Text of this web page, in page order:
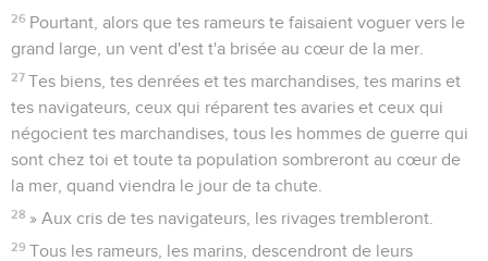
26 Pourtant, alors que tes rameurs te faisaient voguer vers le
grand large, un vent d'est t'a brisée au cœur de la mer.
27 Tes biens, tes denrées et tes marchandises, tes marins et
tes navigateurs, ceux qui réparent tes avaries et ceux qui
négocient tes marchandises, tous les hommes de guerre qui
sont chez toi et toute ta population sombreront au cœur de
la mer, quand viendra le jour de ta chute.
28 » Aux cris de tes navigateurs, les rivages trembleront.
29 Tous les rameurs, les marins, descendront de leurs